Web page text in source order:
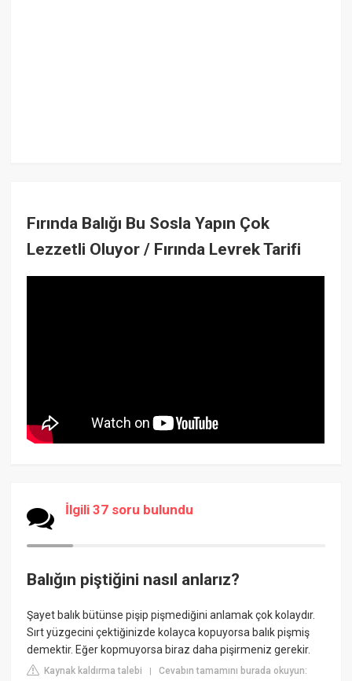
Fırında Balığı Bu Sosla Yapın Çok
Lezzetli Oluyor / Fırında Levrek Tarifi
İlgili 37 soru bulundu
Balığın piştiğini nasıl anlarız?
Şayet balık bütünse pişip pişmediğini anlamak çok kolaydır.
Sırt yüzgecini çektiğinizde kolayca kopuyorsa balık pişmiş
demektir. Eğer kopmuyorsa biraz daha pişirmeniz gerekir.
Kaynak kaldırma talebi |Cevabın tamamını burada okuyun: